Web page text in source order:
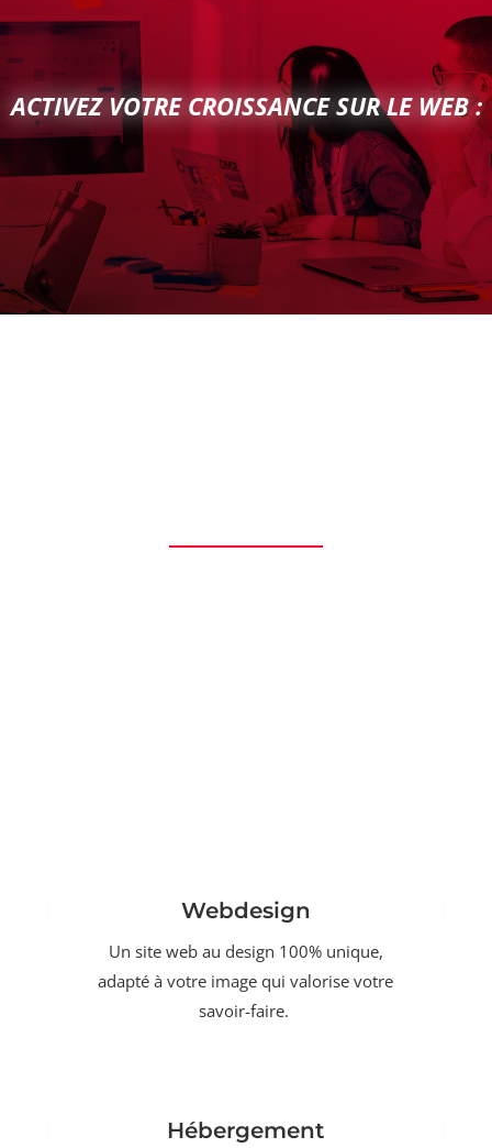
ACTIVEZ VOTRE CROISSANCE SUR LE WEB :
Webdesign
Un site web au design 100% unique,
adapté à votre image qui valorise votre
savoir-faire.
Hébergement